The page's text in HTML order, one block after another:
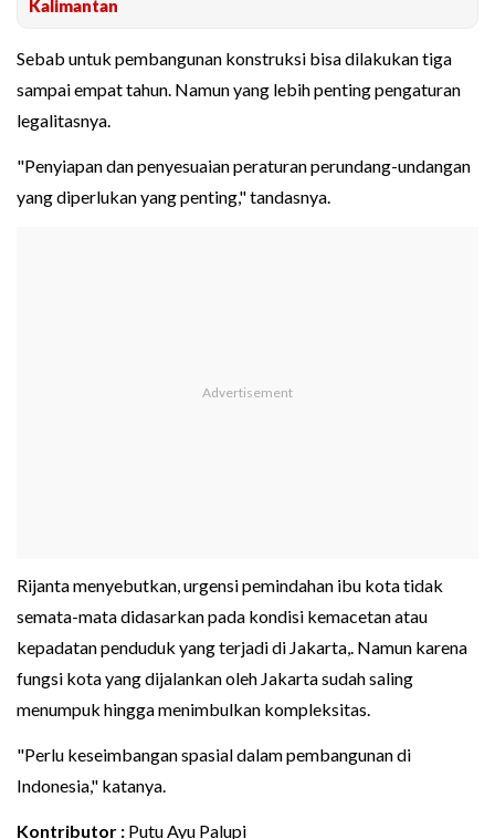
Kalimantan
Sebab untuk pembangunan konstruksi bisa dilakukan tiga
sampai empat tahun. Namun yang lebih penting pengaturan
legalitasnya.
"Penyiapan dan penyesuaian peraturan perundang-undangan
yang diperlukan yang penting," tandasnya.
Rijanta menyebutkan, urgensi pemindahan ibu kota tidak
semata-mata didasarkan pada kondisi kemacetan atau
kepadatan penduduk yang terjadi di Jakarta,. Namun karena
fungsi kota yang dijalankan oleh Jakarta sudah saling
menumpuk hingga menimbulkan kompleksitas.
"Perlu keseimbangan spasial dalam pembangunan di
Indonesia," katanya.
Kontributor : Putu Ayu Palupi